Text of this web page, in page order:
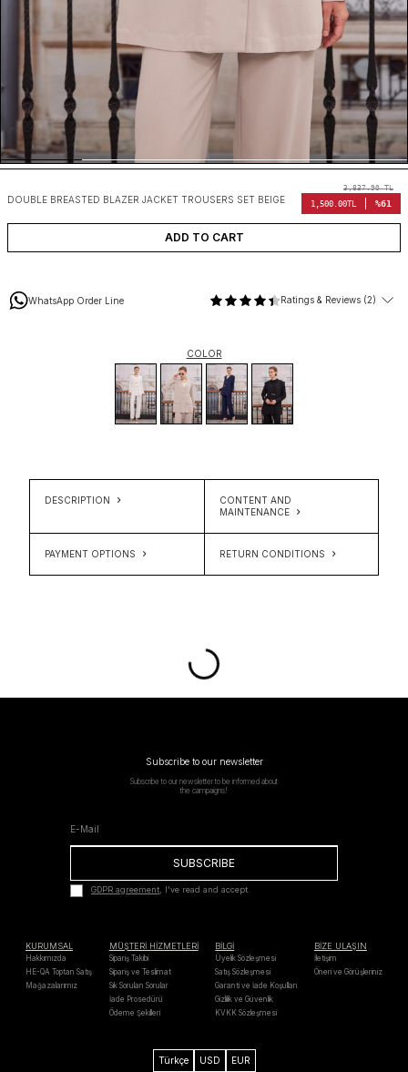
DOUBLE BREASTED BLAZER JACKET TROUSERS SET BEIGE
3,837.90TL
1,500.00TL %61
ADD TO CART
WhatsApp Order Line Ratings & Reviews (2)
COLOR
DESCRIPTION
CONTENT AND
MAINTENANCE
PAYMENT OPTIONS RETURN CONDITIONS
Subscribe to our newsletter
Subscribe to our newsletter to be informed about
the campaigns!
SUBSCRIBE
GDPR agreement, I've read and accept.
KURUMSAL
Hakkımızda
HE-QA Toptan Satış
Mağazalarımız
MÜŞTERİ HİZMETLERİ
Sipariş Takibi
Sipariş ve Teslimat
Sık Sorulan Sorular
İade Prosedürü
Ödeme Şekilleri
BİLGİ
Üyelik Sözleşmesi
Satış Sözleşmesi
Garanti ve İade Koşulları
Gizlilik ve Güvenlik
KVKK Sözleşmesi
BİZE ULAŞIN
İletişim
Öneri ve Görüşleriniz
Türkçe USD EUR